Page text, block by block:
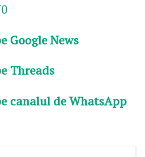
Google News
Threads
canalul de WhatsApp